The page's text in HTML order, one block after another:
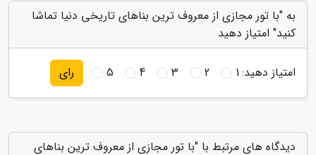
به "با تور مجازی از معروف ترین بناهای تاریخی دنیا تماشا
کنید" امتیاز دهید
امتیاز دهید:1
2
3
4
5 رای
دیدگاه های مرتبط با "با تور مجازی از معروف ترین بناهای